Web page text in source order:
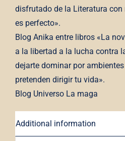
disfrutado de la Literatura con
es perfecto».
Blog Anika entre libros «La
a la libertad a la lucha contra
dejarte dominar por
pretenden dirigir tu vida».
Blog Universo La maga
Additional information